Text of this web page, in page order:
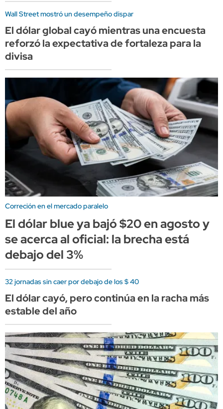
Wall Street mostró un desempeño dispar
El dólar global cayó mientras una encuesta
reforzó la expectativa de fortaleza para la
divisa
Correción en el mercado paralelo
El dólar blue ya bajó $20 en agosto y
se acerca al oficial: la brecha está
debajo del 3%
32 jornadas sin caer por debajo de los $ 40
El dólar cayó, pero continúa en la racha más
estable del año